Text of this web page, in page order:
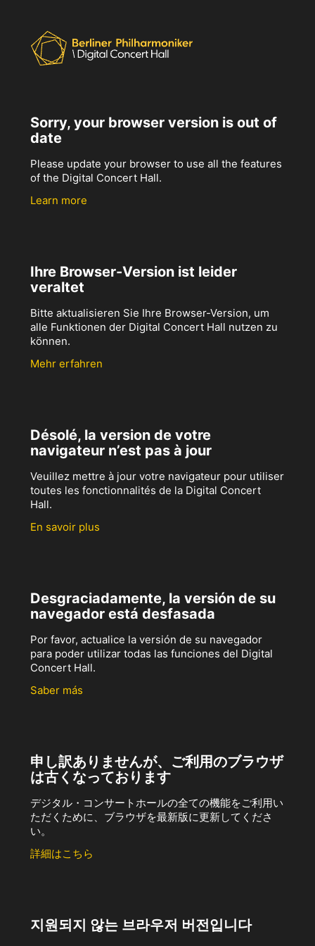
Sorry, your browser version is out of
date
Please update your browser to use all the features
of the Digital Concert Hall.
Learn more
Ihre Browser-Version ist leider
veraltet
Bitte aktualisieren Sie Ihre Browser-Version, um
alle Funktionen der Digital Concert Hall nutzen zu
können.
Mehr erfahren
Désolé, la version de votre
navigateur n’est pas à jour
Veuillez mettre à jour votre navigateur pour utiliser
toutes les fonctionnalités de la Digital Concert
Hall.
En savoir plus
Desgraciadamente, la versión de su
navegador está desfasada
Por favor, actualice la versión de su navegador
para poder utilizar todas las funciones del Digital
Concert Hall.
Saber más
申し訳ありませんが、ご利用のブラウザ
は古くなっております
デジタル・コンサートホールの全ての機能をご利用い
ただくために、ブラウザを最新版に更新してくださ
い。
詳細はこちら
지원되지 않는 브라우저 버전입니다